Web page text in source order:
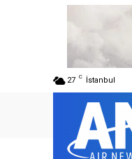
27 C İstanbul